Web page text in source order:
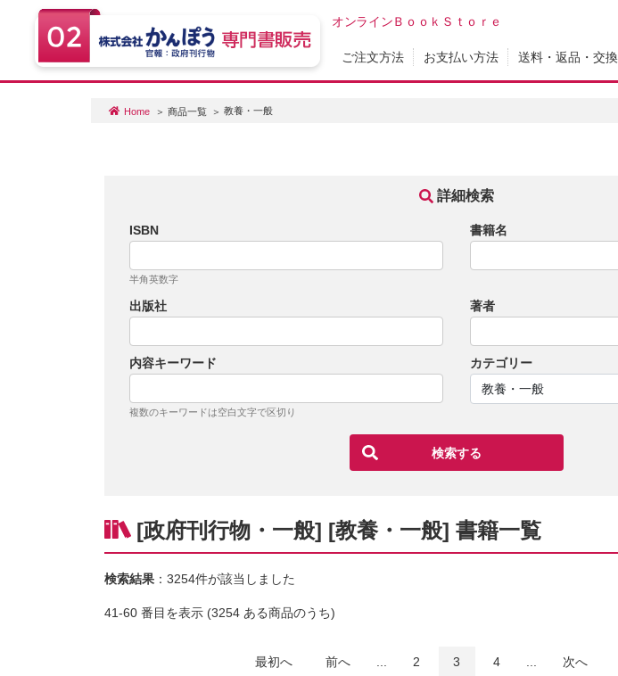
オンラインＢｏｏｋＳｔｏｒｅ
ご注文方法 お支払い方法 送料・返品・交換
Home 商品一覧 教養・一般
詳細検索
ISBN
半角英数字
書籍名
出版社 著者
内容キーワード
複数のキーワードは空白文字で区切り
カテゴリー
[政府刊行物・一般] [教養・一般] 書籍一覧
検索結果 ：3254件が該当しました
41-60 番目を表示 (3254 ある商品のうち)
最初へ 前へ 2 3 4 次へ